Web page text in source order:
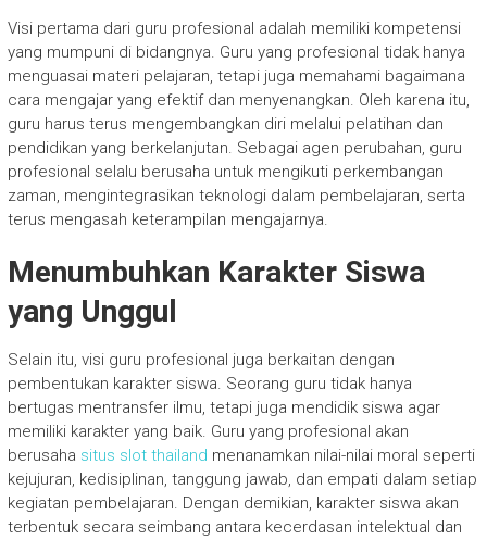
Visi pertama dari guru profesional adalah memiliki kompetensi
yang mumpuni di bidangnya. Guru yang profesional tidak hanya
menguasai materi pelajaran, tetapi juga memahami bagaimana
cara mengajar yang efektif dan menyenangkan. Oleh karena itu,
guru harus terus mengembangkan diri melalui pelatihan dan
pendidikan yang berkelanjutan. Sebagai agen perubahan, guru
profesional selalu berusaha untuk mengikuti perkembangan
zaman, mengintegrasikan teknologi dalam pembelajaran, serta
terus mengasah keterampilan mengajarnya.
Menumbuhkan Karakter Siswa
yang Unggul
Selain itu, visi guru profesional juga berkaitan dengan
pembentukan karakter siswa. Seorang guru tidak hanya
bertugas mentransfer ilmu, tetapi juga mendidik siswa agar
memiliki karakter yang baik. Guru yang profesional akan
berusaha situs slot thailand menanamkan nilai-nilai moral seperti
kejujuran, kedisiplinan, tanggung jawab, dan empati dalam setiap
kegiatan pembelajaran. Dengan demikian, karakter siswa akan
terbentuk secara seimbang antara kecerdasan intelektual dan